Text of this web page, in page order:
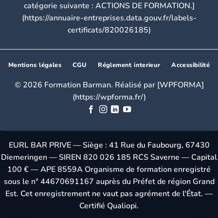
catégorie suivante : ACTIONS DE FORMATION.]
(https://annuaire-entreprises.data.gouv.fr/labels-
certificats/820026185)
Mentions légales CGU Réglement interieur Accessibilité
© 2026 Formation Barman. Réalisé par [WPFORMA]
(https://wpforma.fr/)
EURL BAR PRIVE — Siège : 41 Rue du Faubourg, 67430
Diemeringen — SIREN 820 026 185 RCS Saverne — Capital
100 € — APE 8559A Organisme de formation enregistré
sous le n° 44670691167 auprès du Préfet de région Grand
Est. Cet enregistrement ne vaut pas agrément de l'État. —
Certifié Qualiopi.